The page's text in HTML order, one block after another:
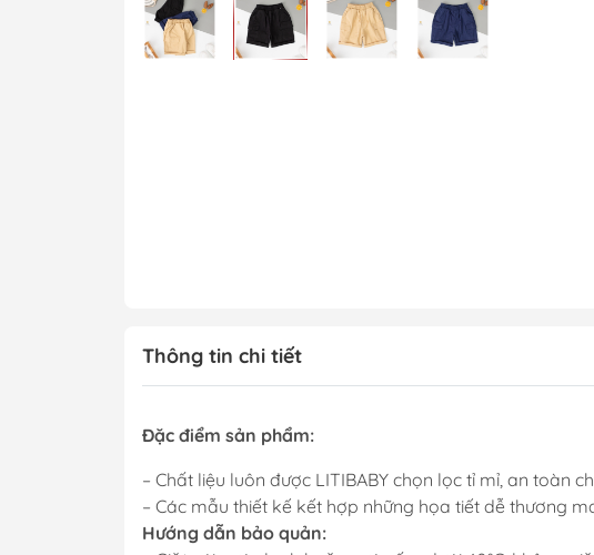
Thông tin chi tiết
Đặc điểm sản phẩm:
– Chất liệu luôn được LITIBABY chọn lọc tỉ mỉ, an toàn
– Các mẫu thiết kế kết hợp những họa tiết dễ thương
Hướng dẫn bảo quản: